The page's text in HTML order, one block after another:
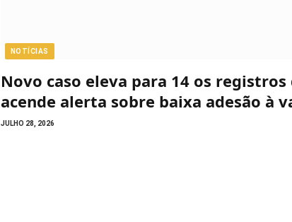
NOTÍCIAS
Novo caso eleva para 14 os registros
acende alerta sobre baixa adesão à
JULHO 28, 2026